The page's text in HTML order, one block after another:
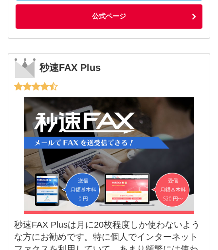
公式ページ
秒速FAX Plus
秒速FAX Plusは月に20枚程度しか使わないよう
な方にお勧めです。特に個人でインターネット